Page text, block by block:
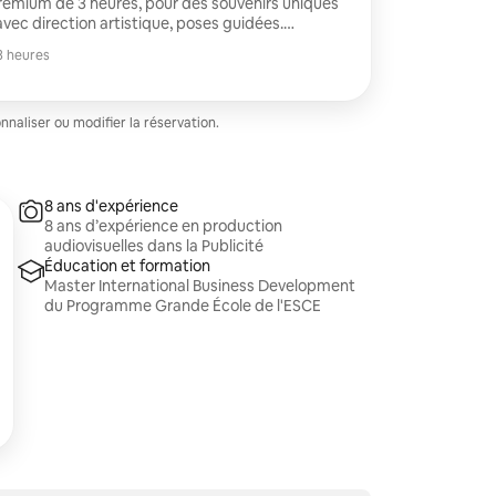
direction artistique, poses guidées.
3 à 4 lieux différents, pour des images
• 35 à 50
artistique Lieux possibles :
lac de Serris et Disney Village
heures
ou modifier la réservation.
8 ans d'expérience
8 ans d’expérience en production
audiovisuelles dans la Publicité
Éducation et formation
Master International Business Development
du Programme Grande École de l'ESCE